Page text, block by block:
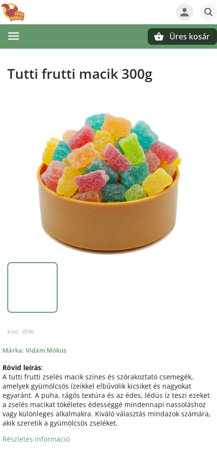
Üres kosár
Tutti frutti macik 300g
Kód: 4596
Márka: Vidám Mókus
Rövid leírás:
A tutti frutti zselés macik színes és szórakoztató csemegék,
amelyek gyümölcsös ízeikkel elbűvölik kicsiket és nagyokat
egyaránt. A puha, rágós textúra és az édes, lédús íz teszi ezeket
a zselés macikat tökéletes édességgé mindennapi nassoláshoz
vagy különleges alkalmakra. Kiváló választás mindazok számára,
akik szeretik a gyümölcsös zseléket.
Részletes információ